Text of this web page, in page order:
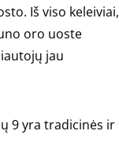
Iš viso keleiviai,
oro uoste
jau
9 yra tradicinės ir